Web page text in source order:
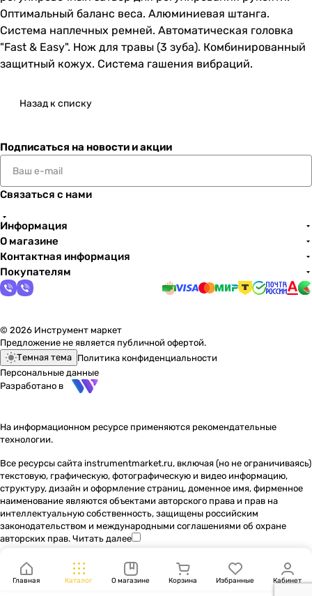
Оптимальный баланс веса. Алюминиевая штанга.
Система наплечных ремней. Автоматическая головка
"Fast & Easy". Нож для травы (3 зуба). Комбинированный
защитный кожух. Система гашения вибраций.
Назад к списку
Подписаться на новости и акции
Связаться с нами
Информация
О магазине
Контактная информация
Покупателям
© 2026 Инструмент маркет
Предложение не является публичной офертой.
Темная тема Политика конфиденциальности
Персональные данные
Разработано в
На информационном ресурсе применяются рекомендательные
технологии.
Все ресурсы сайта instrumentmarket.ru, включая (но не ограничиваясь)
текстовую, графическую, фотографическую и видео информацию,
структуру, дизайн и оформление страниц, доменное имя, фирменное
наименование являются объектами авторского права и прав на
интеллектуальную собственность, защищены российским
законодательством и международными соглашениями об охране
авторских прав. Читать далее
Главная Каталог О магазине Корзина Избранные Кабинет